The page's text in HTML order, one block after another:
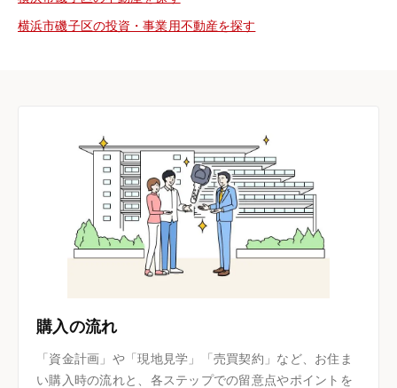
横浜市磯子区の投資・事業用不動産を探す
購入の流れ
「資金計画」や「現地見学」「売買契約」など、お住ま
い購入時の流れと、各ステップでの留意点やポイントを